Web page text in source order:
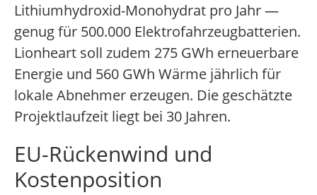
Lithiumhydroxid-Monohydrat pro Jahr —
genug für 500.000 Elektrofahrzeugbatterien.
Lionheart soll zudem 275 GWh erneuerbare
Energie und 560 GWh Wärme jährlich für
lokale Abnehmer erzeugen. Die geschätzte
Projektlaufzeit liegt bei 30 Jahren.
EU-Rückenwind und
Kostenposition